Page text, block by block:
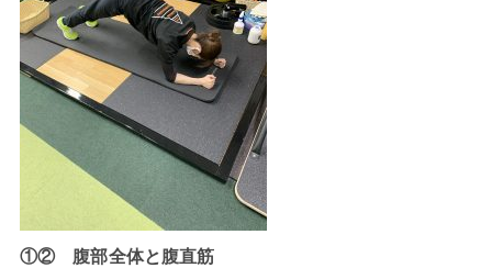
①② 腹部全体と腹直筋